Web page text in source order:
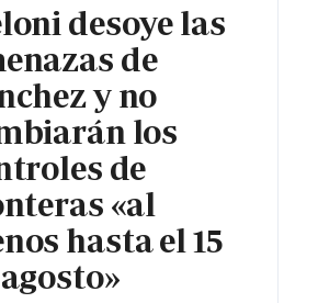
desoye las
de
y no
los
de
«al
hasta el 15